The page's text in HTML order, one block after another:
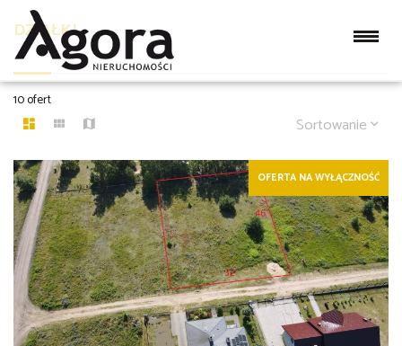
DZIAŁKI
10 ofert
Sortowanie
OFERTA NA WYŁĄCZNOŚĆ